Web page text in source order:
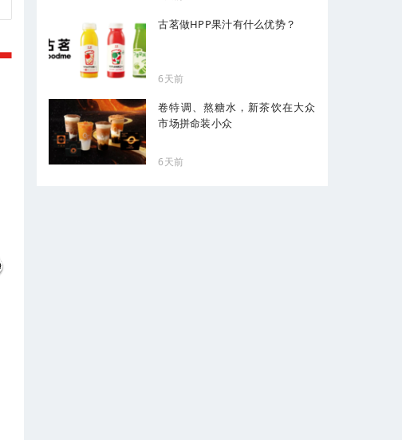
古茗做HPP果汁有什么优势？
6天前
卷特调、熬糖水，新茶饮在大众
市场拼命装小众
6天前